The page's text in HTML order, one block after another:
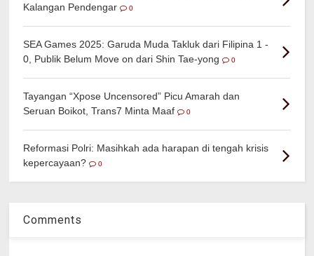
Kalangan Pendengar
0
SEA Games 2025: Garuda Muda Takluk dari Filipina 1 -
0, Publik Belum Move on dari Shin Tae-yong
0
Tayangan “Xpose Uncensored” Picu Amarah dan
Seruan Boikot, Trans7 Minta Maaf
0
Reformasi Polri: Masihkah ada harapan di tengah krisis
kepercayaan?
0
Comments